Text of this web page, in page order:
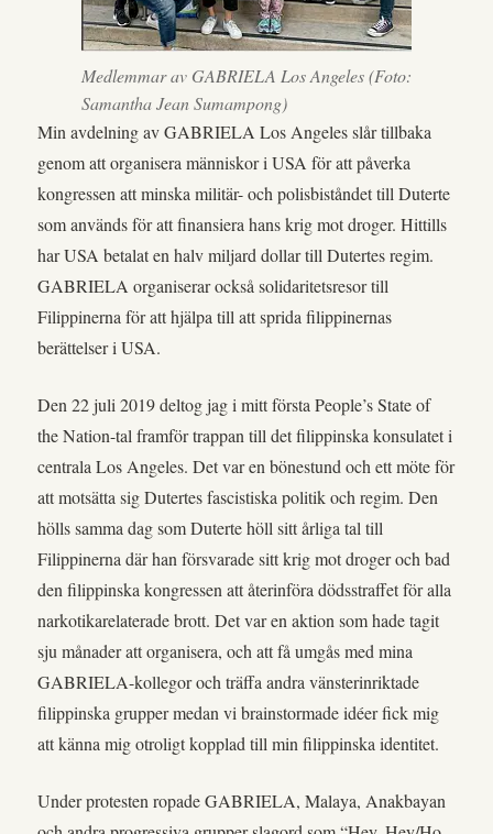
Medlemmar av GABRIELA Los Angeles (Foto:
Samantha Jean Sumampong)
Min avdelning av GABRIELA Los Angeles slår tillbaka
genom att organisera människor i USA för att påverka
kongressen att minska militär- och polisbiståndet till Duterte
som används för att finansiera hans krig mot droger. Hittills
har USA betalat en halv miljard dollar till Dutertes regim.
GABRIELA organiserar också solidaritetsresor till
Filippinerna för att hjälpa till att sprida filippinernas
berättelser i USA.
Den 22 juli 2019 deltog jag i mitt första People’s State of
the Nation-tal framför trappan till det filippinska konsulatet i
centrala Los Angeles. Det var en bönestund och ett möte för
att motsätta sig Dutertes fascistiska politik och regim. Den
hölls samma dag som Duterte höll sitt årliga tal till
Filippinerna där han försvarade sitt krig mot droger och bad
den filippinska kongressen att återinföra dödsstraffet för alla
narkotikarelaterade brott. Det var en aktion som hade tagit
sju månader att organisera, och att få umgås med mina
GABRIELA-kollegor och träffa andra vänsterinriktade
filippinska grupper medan vi brainstormade idéer fick mig
att känna mig otroligt kopplad till min filippinska identitet.
Under protesten ropade GABRIELA, Malaya, Anakbayan